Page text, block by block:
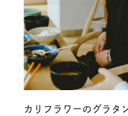
カリフラワーのグラタ